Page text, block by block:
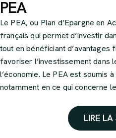
PEA
Le PEA, ou Plan d’Epargne en
français qui permet d’investir
tout en bénéficiant d’avantages
favoriser l’investissement dans
l’économie. Le PEA est soumis
notamment en ce qui concerne
Les intérêts, dividendes et plus-
PEA sont exemptés d’impôt,
LIRE LA